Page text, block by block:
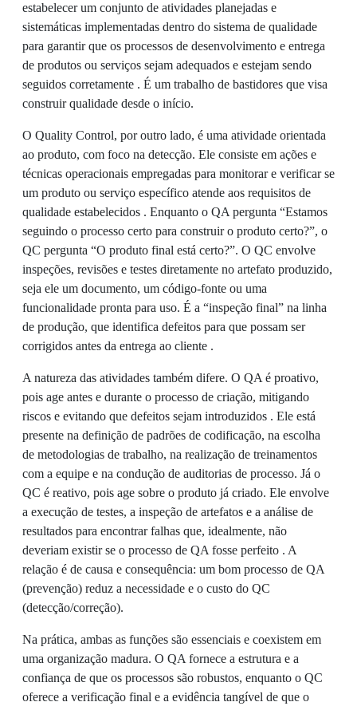
estabelecer um conjunto de atividades planejadas e
sistemáticas implementadas dentro do sistema de qualidade
para garantir que os processos de desenvolvimento e entrega
de produtos ou serviços sejam adequados e estejam sendo
seguidos corretamente . É um trabalho de bastidores que visa
construir qualidade desde o início.
O Quality Control, por outro lado, é uma atividade orientada
ao produto, com foco na detecção. Ele consiste em ações e
técnicas operacionais empregadas para monitorar e verificar se
um produto ou serviço específico atende aos requisitos de
qualidade estabelecidos . Enquanto o QA pergunta “Estamos
seguindo o processo certo para construir o produto certo?”, o
QC pergunta “O produto final está certo?”. O QC envolve
inspeções, revisões e testes diretamente no artefato produzido,
seja ele um documento, um código-fonte ou uma
funcionalidade pronta para uso. É a “inspeção final” na linha
de produção, que identifica defeitos para que possam ser
corrigidos antes da entrega ao cliente .
A natureza das atividades também difere. O QA é proativo,
pois age antes e durante o processo de criação, mitigando
riscos e evitando que defeitos sejam introduzidos . Ele está
presente na definição de padrões de codificação, na escolha
de metodologias de trabalho, na realização de treinamentos
com a equipe e na condução de auditorias de processo. Já o
QC é reativo, pois age sobre o produto já criado. Ele envolve
a execução de testes, a inspeção de artefatos e a análise de
resultados para encontrar falhas que, idealmente, não
deveriam existir se o processo de QA fosse perfeito . A
relação é de causa e consequência: um bom processo de QA
(prevenção) reduz a necessidade e o custo do QC
(detecção/correção).
Na prática, ambas as funções são essenciais e coexistem em
uma organização madura. O QA fornece a estrutura e a
confiança de que os processos são robustos, enquanto o QC
oferece a verificação final e a evidência tangível de que o